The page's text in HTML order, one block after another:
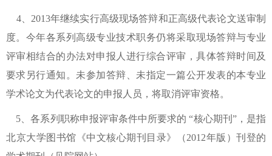
4、2013年继续实行高级现场答辩和正高级代表论文送审制
度。今年各系列高级专业技术职务仍将采取现场答辩与专业
评审相结合的办法对申报人进行综合评审，具体答辩时间及
要求另行通知。未参加答辩、未指定一篇公开发表的本专业
学术论文为代表论文的申报人员，将取消评审资格。
5、各系列职称申报评审条件中所要求的 “核心期刊”，是指
北京大学图书馆《中文核心期刊目录》（2012年版）刊登的